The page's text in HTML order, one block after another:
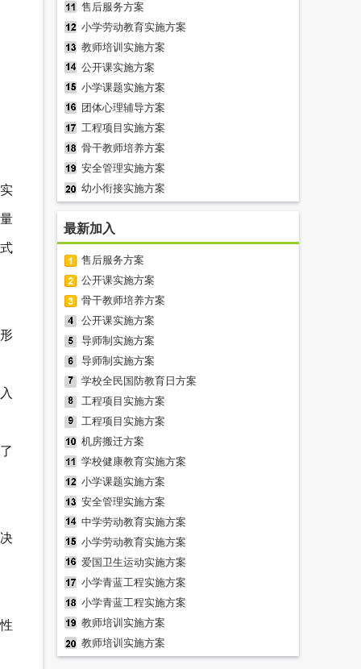
售后服务方案
小学劳动教育实施方案
教师培训实施方案
公开课实施方案
小学课题实施方案
团体心理辅导方案
工程项目实施方案
骨干教师培养方案
安全管理实施方案
幼小衔接实施方案
最新加入
售后服务方案
公开课实施方案
骨干教师培养方案
公开课实施方案
导师制实施方案
导师制实施方案
学校全民国防教育日方案
工程项目实施方案
工程项目实施方案
机房搬迁方案
学校健康教育实施方案
小学课题实施方案
安全管理实施方案
中学劳动教育实施方案
小学劳动教育实施方案
爱国卫生运动实施方案
小学青蓝工程实施方案
小学青蓝工程实施方案
教师培训实施方案
教师培训实施方案